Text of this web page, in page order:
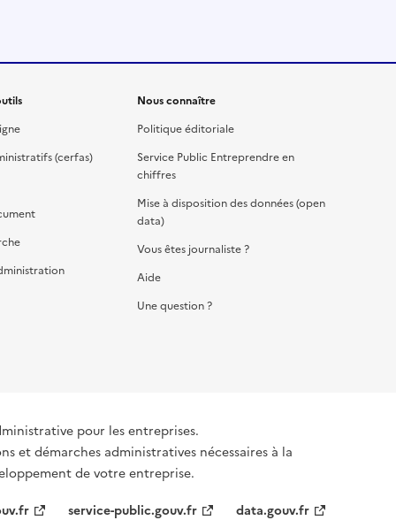
(cerfas)
Nous connaître
Politique éditoriale
Service Public Entreprendre en
chiffres
Mise à disposition des données (open
data)
Vous êtes journaliste ?
Aide
Une question ?
pour les entreprises.
et démarches administratives nécessaires à la
de votre entreprise.
service-public.gouv.fr data.gouv.fr